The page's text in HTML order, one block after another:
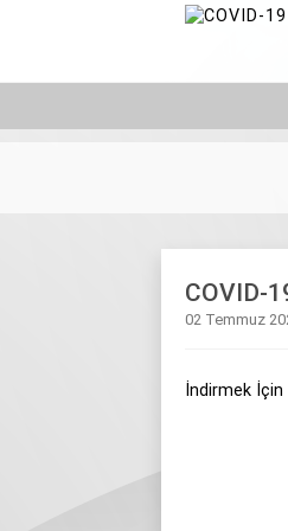
COVID-
02 Temmuz
İndirmek İçin